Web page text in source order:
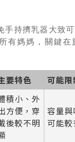
手持擠乳器大致
有媽媽，關鍵在
要特色 可能限
積小、外
方便，穿
後較不明
容量與
可能